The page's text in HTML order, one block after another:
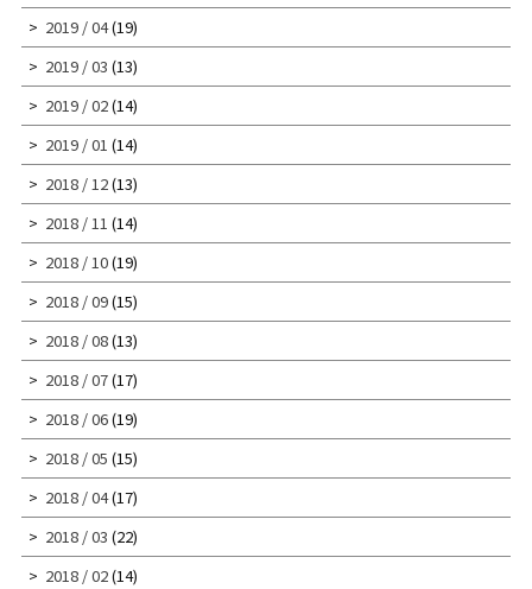
2019 / 04(19)
2019 / 03 (13)
2019 / 02(14)
2019 / 01 (14)
2018 / 12(13)
2018 / 11 (14)
2018 / 10(19)
2018 / 09(15)
2018 / 08(13)
2018 / 07(17)
2018 / 06(19)
2018 / 05 (15)
2018 / 04(17)
2018 / 03 (22)
2018 / 02(14)